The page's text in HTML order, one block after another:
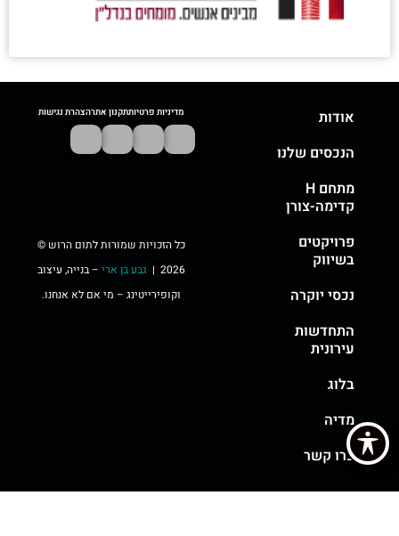
אודות
הנכסים שלנו
מתחם H
קדימה-צורן
פרויקטים
בשיווק
נכסי יוקרה
התחדשות
עירונית
בלוג
מדיה
צרו קשר
מדיניות פרטיותתקנון אתרהצהרת נגישות
כל הזכויות שמורות לתום הרוש ©
2026 |
גבע בן ארי – בנייה, עיצוב
וקופירייטינג – מי אם לא אנחנו.